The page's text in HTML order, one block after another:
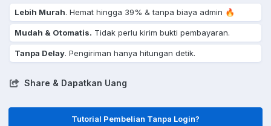
Lebih Murah. Hemat hingga 39% & tanpa biaya admin 🔥
Mudah & Otomatis. Tidak perlu kirim bukti pembayaran.
Tanpa Delay. Pengiriman hanya hitungan detik.
Share & Dapatkan Uang
Tutorial Pembelian Tanpa Login?